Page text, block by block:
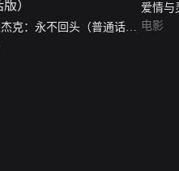
克：永不回头（普通话
爱情与
电影